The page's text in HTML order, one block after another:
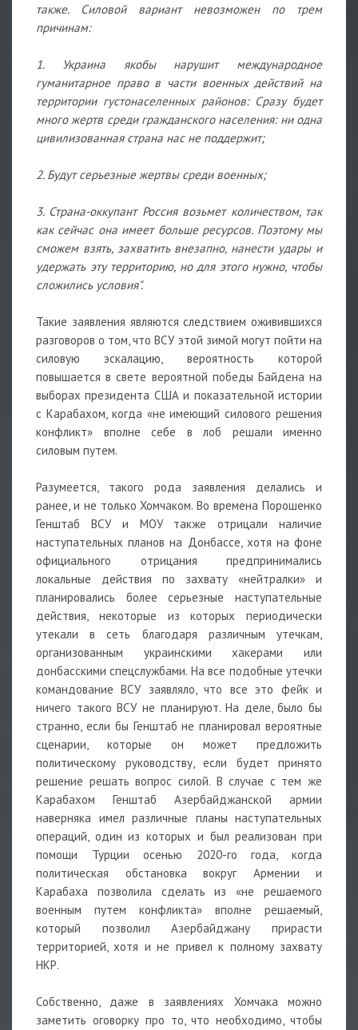
также. Силовой вариант невозможен по трем
причинам:
1. Украина якобы нарушит международное
гуманитарное право в части военных действий на
территории густонаселенных районов: Сразу будет
много жертв среди гражданского населения: ни одна
цивилизованная страна нас не поддержит;
2. Будут серьезные жертвы среди военных;
3. Страна-оккупант Россия возьмет количеством, так
как сейчас она имеет больше ресурсов. Поэтому мы
сможем взять, захватить внезапно, нанести удары и
удержать эту территорию, но для этого нужно, чтобы
сложились условия".
Такие заявления являются следствием оживившихся
разговоров о том, что ВСУ этой зимой могут пойти на
силовую эскалацию, вероятность которой
повышается в свете вероятной победы Байдена на
выборах президента США и показательной истории
с Карабахом, когда «не имеющий силового решения
конфликт» вполне себе в лоб решали именно
силовым путем.
Разумеется, такого рода заявления делались и
ранее, и не только Хомчаком. Во времена Порошенко
Генштаб ВСУ и МОУ также отрицали наличие
наступательных планов на Донбассе, хотя на фоне
официального отрицания предпринимались
локальные действия по захвату «нейтралки» и
планировались более серьезные наступательные
действия, некоторые из которых периодически
утекали в сеть благодаря различным утечкам,
организованным украинскими хакерами или
донбасскими спецслужбами. На все подобные утечки
командование ВСУ заявляло, что все это фейк и
ничего такого ВСУ не планируют. На деле, было бы
странно, если бы Генштаб не планировал вероятные
сценарии, которые он может предложить
политическому руководству, если будет принято
решение решать вопрос силой. В случае с тем же
Карабахом Генштаб Азербайджанской армии
наверняка имел различные планы наступательных
операций, один из которых и был реализован при
помощи Турции осенью 2020-го года, когда
политическая обстановка вокруг Армении и
Карабаха позволила сделать из «не решаемого
военным путем конфликта» вполне решаемый,
который позволил Азербайджану прирасти
территорией, хотя и не привел к полному захвату
НКР.
Собственно, даже в заявлениях Хомчака можно
заметить оговорку про то, что необходимо, чтобы